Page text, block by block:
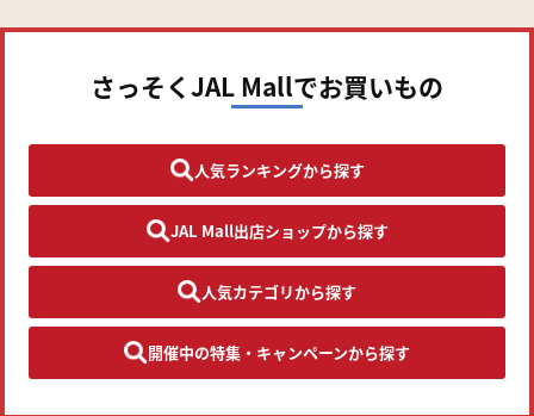
さっそくJAL Mallでお買いもの
人気ランキングから探す
JAL Mall出店ショップから探す
人気カテゴリから探す
開催中の特集・キャンペーンから探す